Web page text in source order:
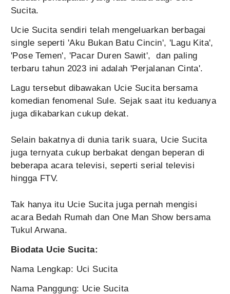
Sucita.
Ucie Sucita sendiri telah mengeluarkan berbagai
single seperti 'Aku Bukan Batu Cincin', 'Lagu Kita',
'Pose Temen', 'Pacar Duren Sawit', dan paling
terbaru tahun 2023 ini adalah 'Perjalanan Cinta'.
Lagu tersebut dibawakan Ucie Sucita bersama
komedian fenomenal Sule. Sejak saat itu keduanya
juga dikabarkan cukup dekat.
Selain bakatnya di dunia tarik suara, Ucie Sucita
juga ternyata cukup berbakat dengan beperan di
beberapa acara televisi, seperti serial televisi
hingga FTV.
Tak hanya itu Ucie Sucita juga pernah mengisi
acara Bedah Rumah dan One Man Show bersama
Tukul Arwana.
Biodata Ucie Sucita:
Nama Lengkap: Uci Sucita
Nama Panggung: Ucie Sucita